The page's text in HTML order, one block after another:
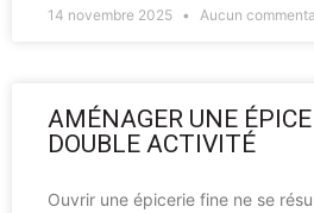
14 novembre 2025 Aucun
AMÉNAGER UNE
DOUBLE ACTIVITÉ
Ouvrir une épicerie fine ne se